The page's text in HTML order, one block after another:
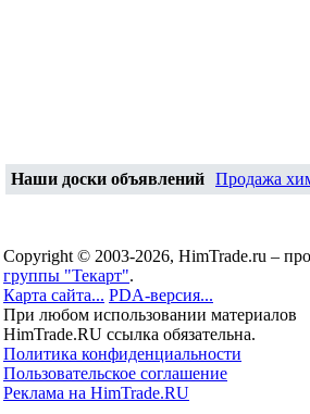
Наши доски объявлений Продажа
Copyright © 2003-2026, HimTrade.ru –
группы "Текарт".
Карта сайта... PDA-версия...
При любом использовании материалов
HimTrade.RU ссылка обязательна.
Политика конфиденциальности
Пользовательское соглашение
Реклама на HimTrade.RU